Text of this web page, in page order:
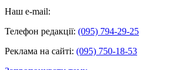
Наш e-mail:
Телефон редакції: (095) 794-29-25
Реклама на сайті: (095) 750-18-53